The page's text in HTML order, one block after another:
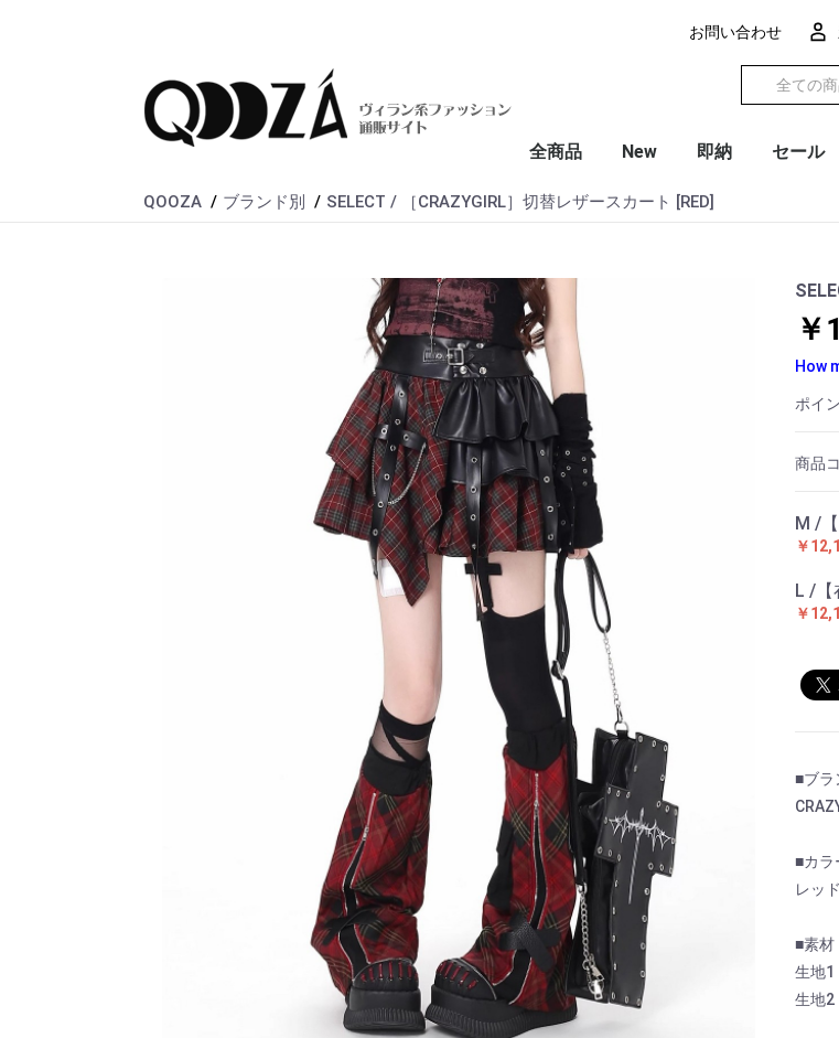
お問い合わせ
全商品 New 即納 セール
QOOZA ブランド別 SELECT / ［CRAZYGIRL］切替レザースカート [RED]
￥
How
ポイ
商品
M /
￥
L /【
￥
■ブラ
■カラ
レッ
■素材
生地
生地2